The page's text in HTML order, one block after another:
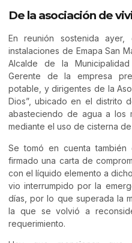
De la asociación de
En reunión sostenida
instalaciones de Emapa San
Alcalde de la
Gerente de la empresa
potable, y dirigentes de la
Dios”, ubicado en el distrito
abasteciendo de agua a los
mediante el uso de cisterna
Se tomó en cuenta
firmado una carta de
con el líquido elemento a
vio interrumpido por la
días, por lo que superada la
la que se volvió a
requerimiento.